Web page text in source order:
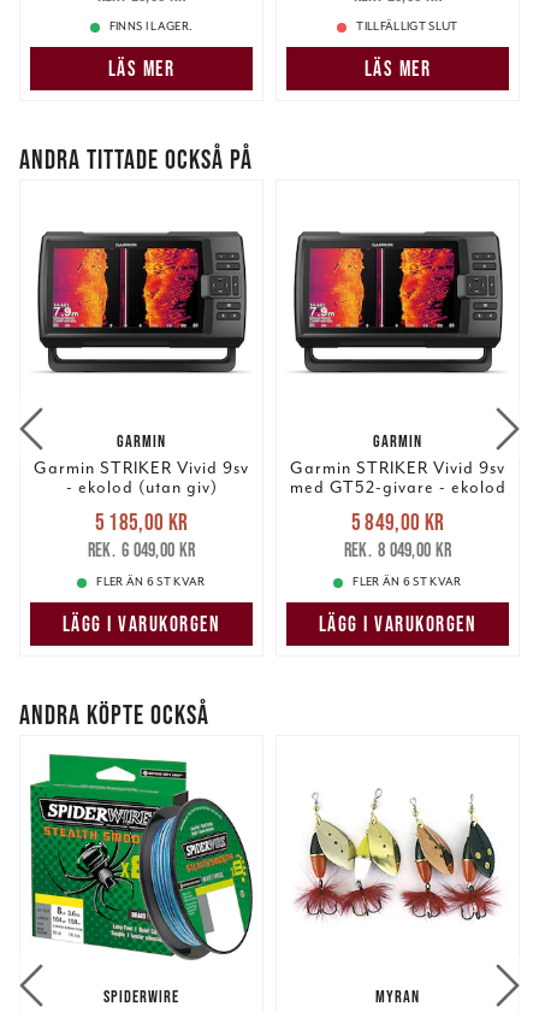
FINNS I LAGER.
LÄS MER
TILLFÄLLIGT SLUT
LÄS MER
ANDRA TITTADE OCKSÅ PÅ
GARMIN
Garmin STRIKER Vivid 9sv
- ekolod (utan giv)
Nuvarande pris
5 185,00 krTidigare pris
6 049,00 kr
5 185,00 kr
6 049,00 kr
FLER ÄN 6 ST KVAR
LÄGG I VARUKORGEN
GARMIN
Garmin STRIKER Vivid 9sv
med GT52-givare - ekolod
Nuvarande pris
5 849,00 krTidigare pris
8 049,00 kr
5 849,00 kr
8 049,00 kr
FLER ÄN 6 ST KVAR
LÄGG I VARUKORGEN
ANDRA KÖPTE OCKSÅ
SPIDERWIRE MYRAN